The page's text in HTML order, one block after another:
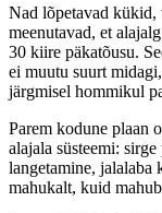
Nad lõpetavad kükid,
meenutavad, et
30 kiire päkatõusu.
ei muutu suurt
järgmisel hommikul
Parem kodune plaan
alajala süsteemi:
langetamine, jalalaba
mahukalt, kuid